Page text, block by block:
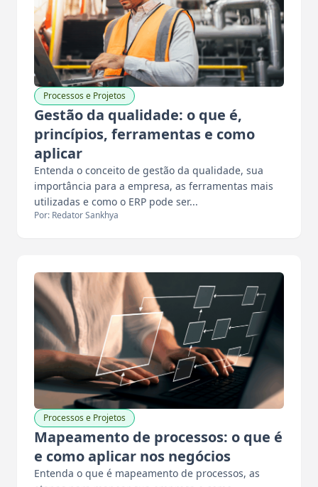
Processos e Projetos
Gestão da qualidade: o que é,
princípios, ferramentas e como
aplicar
Entenda o conceito de gestão da qualidade, sua
importância para a empresa, as ferramentas mais
utilizadas e como o ERP pode ser...
Por: Redator Sankhya
Processos e Projetos
Mapeamento de processos: o que é
e como aplicar nos negócios
Entenda o que é mapeamento de processos, as